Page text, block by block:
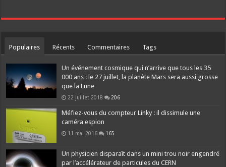
Populaires Récents Commentaires Tags
Un événement cosmique qui n’arrive que tous les 35
000 ans : le 27 juillet, la planète Mars sera aussi grosse
que la Lune
22 juillet 2018 206
Méfiez-vous du compteur Linky : il dissimule une
caméra espion
11 mai 2016 165
Un physicien disparaît dans un mini trou noir engendré
par l’accélérateur de particules du CERN